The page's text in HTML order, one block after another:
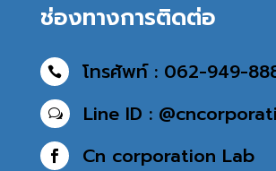
ช่องทางการติดต่อ
 โทรศัพท์ : 062-949-
w Line ID :
 Cn corporation Lab